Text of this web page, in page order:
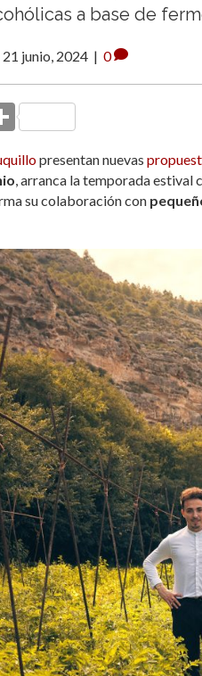
a base de
21 junio, 2024 | 0
C
m
p
ti
r
presentan nuevas
, arranca la temporada estival
su colaboración con